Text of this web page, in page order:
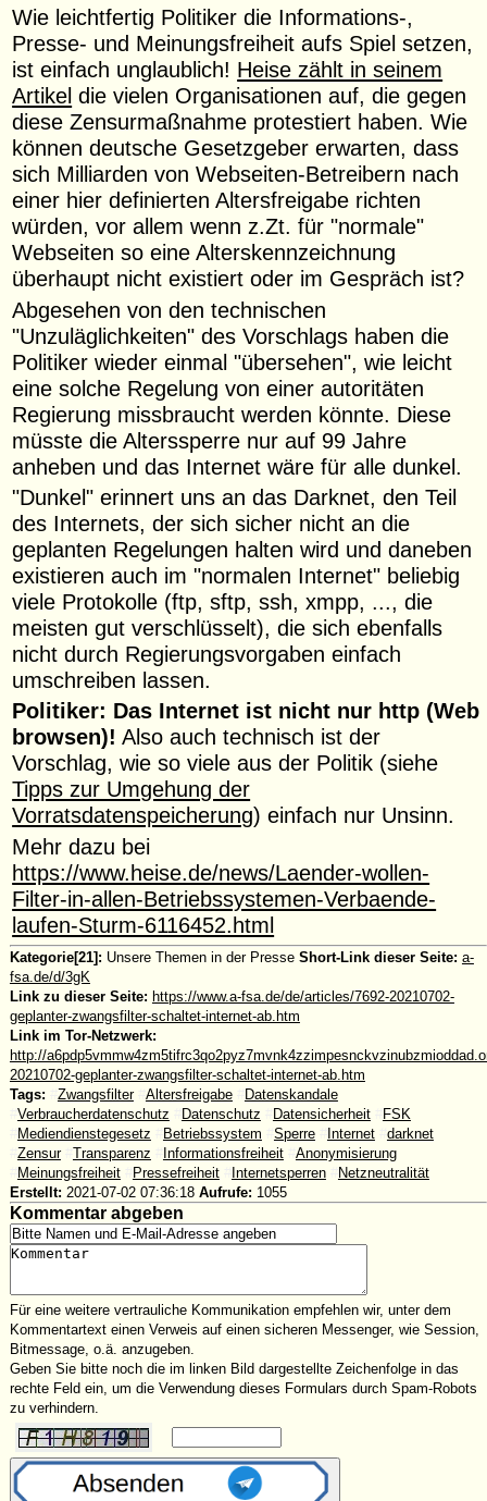
Wie leichtfertig Politiker die Informations-,
Presse- und Meinungsfreiheit aufs Spiel setzen,
ist einfach unglaublich! Heise zählt in seinem
Artikel die vielen Organisationen auf, die gegen
diese Zensurmaßnahme protestiert haben. Wie
können deutsche Gesetzgeber erwarten, dass
sich Milliarden von Webseiten-Betreibern nach
einer hier definierten Altersfreigabe richten
würden, vor allem wenn z.Zt. für "normale"
Webseiten so eine Alterskennzeichnung
überhaupt nicht existiert oder im Gespräch ist?
Abgesehen von den technischen
"Unzuläglichkeiten" des Vorschlags haben die
Politiker wieder einmal "übersehen", wie leicht
eine solche Regelung von einer autoritäten
Regierung missbraucht werden könnte. Diese
müsste die Alterssperre nur auf 99 Jahre
anheben und das Internet wäre für alle dunkel.
"Dunkel" erinnert uns an das Darknet, den Teil
des Internets, der sich sicher nicht an die
geplanten Regelungen halten wird und daneben
existieren auch im "normalen Internet" beliebig
viele Protokolle (ftp, sftp, ssh, xmpp, ..., die
meisten gut verschlüsselt), die sich ebenfalls
nicht durch Regierungsvorgaben einfach
umschreiben lassen.
Politiker: Das Internet ist nicht nur http (Web
browsen)! Also auch technisch ist der
Vorschlag, wie so viele aus der Politik (siehe
Tipps zur Umgehung der
Vorratsdatenspeicherung) einfach nur Unsinn.
Mehr dazu bei
https://www.heise.de/news/Laender-wollen-
Filter-in-allen-Betriebssystemen-Verbaende-
laufen-Sturm-6116452.html
Kategorie[21]: Unsere Themen in der Presse Short-Link dieser Seite: a-
fsa.de/d/3gK
Link zu dieser Seite: https://www.a-fsa.de/de/articles/7692-20210702-
geplanter-zwangsfilter-schaltet-internet-ab.htm
Link im Tor-Netzwerk:
http://
20210702-geplanter-zwangsfilter-schaltet-internet-ab.htm
Tags:
Zwangsfilter Altersfreigabe
Datenskandale
Verbraucherdatenschutz Datenschutz Datensicherheit
FSK
Mediendienstegesetz Betriebssystem Sperre Internet
darknet
Zensur Transparenz Informationsfreiheit
Anonymisierung
Meinungsfreiheit Pressefreiheit Internetsperren
Netzneutralität
Erstellt: 2021-07-02 07:36:18 Aufrufe: 1055
Kommentar abgeben
Für eine weitere vertrauliche Kommunikation empfehlen wir, unter dem
Kommentartext einen Verweis auf einen sicheren Messenger, wie Session,
Bitmessage, o.ä. anzugeben.
Geben Sie bitte noch die im linken Bild dargestellte Zeichenfolge in das
rechte Feld ein, um die Verwendung dieses Formulars durch Spam-Robots
zu verhindern.